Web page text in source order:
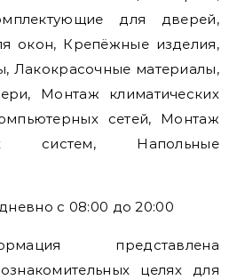
для дверей,
окон, Крепёжные изделия,
Лакокрасочные материалы,
Монтаж климатических
сетей, Монтаж
систем, Напольные
с 08:00 до 20:00
представлена
целях для